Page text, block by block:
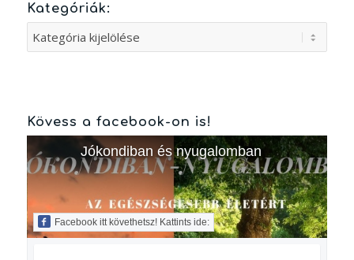
Kategóriák:
Kategóriák:
Kövess a facebook-on is!
Jókondiban és nyugalomban
Facebook itt követhetsz! Kattints ide: